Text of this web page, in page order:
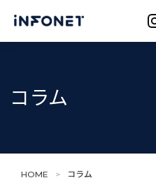
コラム
HOME > コラム